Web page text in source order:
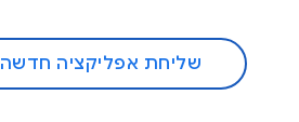
שליחת אפליקציה חדשה